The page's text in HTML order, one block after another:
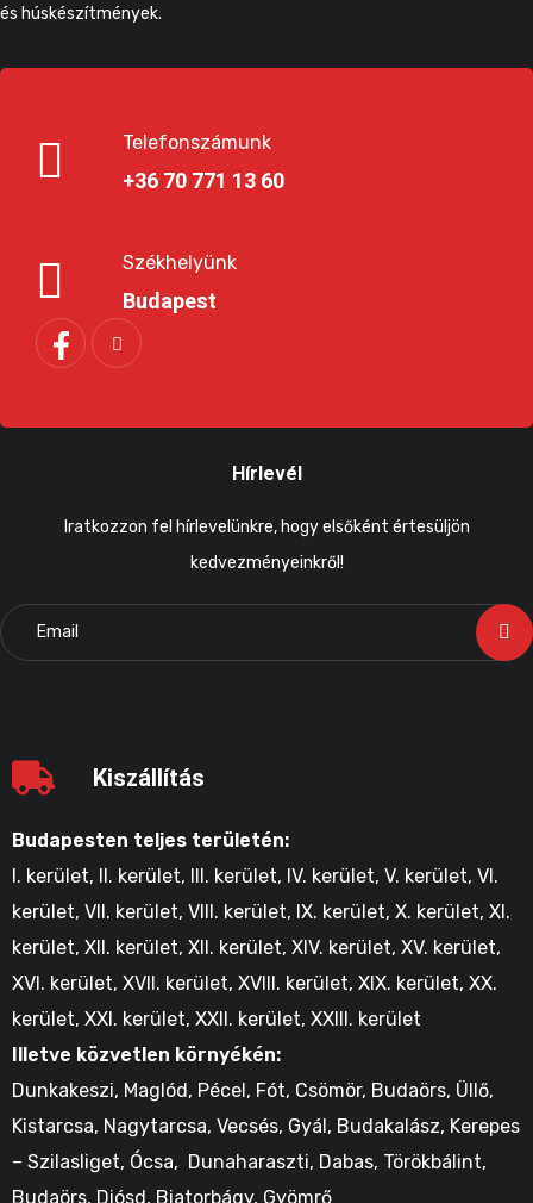
és húskészítmények.
Telefonszámunk
+36 70 771 13 60
Székhelyünk
Budapest
Hírlevél
Iratkozzon fel hírlevelünkre, hogy elsőként értesüljön
kedvezményeinkről!
Kiszállítás
Budapesten teljes területén:
I. kerület, II. kerület, III. kerület, IV. kerület, V. kerület, VI.
kerület, VII. kerület, VIII. kerület, IX. kerület, X. kerület, XI.
kerület, XII. kerület, XII. kerület, XIV. kerület, XV. kerület,
XVI. kerület, XVII. kerület, XVIII. kerület, XIX. kerület, XX.
kerület, XXI. kerület, XXII. kerület, XXIII. kerület
Illetve közvetlen környékén:
Dunkakeszi, Maglód, Pécel, Fót, Csömör, Budaörs, Üllő,
Kistarcsa, Nagytarcsa, Vecsés, Gyál, Budakalász, Kerepes
– Szilasliget, Ócsa, Dunaharaszti, Dabas, Törökbálint,
Budaörs, Diósd, Biatorbágy, Gyömrő